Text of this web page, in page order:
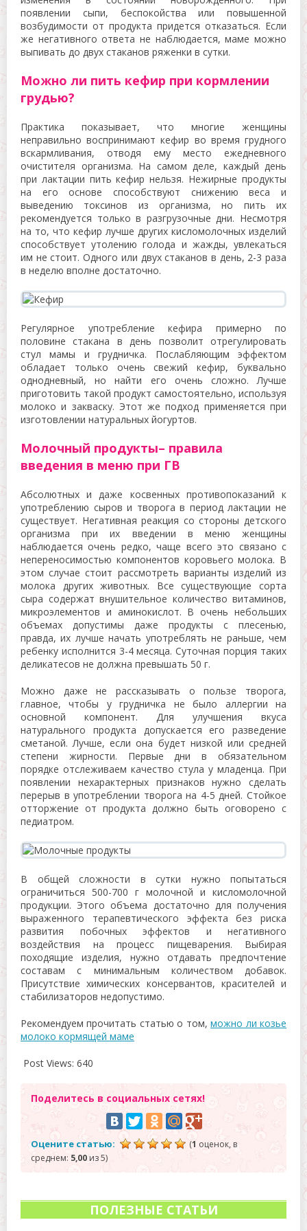
появлении сыпи, беспокойства или повышенной
возбудимости от продукта придется отказаться. Если
же негативного ответа не наблюдается, маме можно
выпивать до двух стаканов ряженки в сутки.
Можно ли пить кефир при кормлении
грудью?
Практика показывает, что многие женщины
неправильно воспринимают кефир во время грудного
вскармливания, отводя ему место ежедневного
очистителя организма. На самом деле, каждый день
при лактации пить кефир нельзя. Нежирные продукты
на его основе способствуют снижению веса и
выведению токсинов из организма, но пить их
рекомендуется только в разгрузочные дни. Несмотря
на то, что кефир лучше других кисломолочных изделий
способствует утолению голода и жажды, увлекаться
им не стоит. Одного или двух стаканов в день, 2-3 раза
в неделю вполне достаточно.
Регулярное употребление кефира примерно по
половине стакана в день позволит отрегулировать
стул мамы и грудничка. Послабляющим эффектом
обладает только очень свежий кефир, буквально
однодневный, но найти его очень сложно. Лучше
приготовить такой продукт самостоятельно, используя
молоко и закваску. Этот же подход применяется при
изготовлении натуральных йогуртов.
Молочный продукты– правила
введения в меню при ГВ
Абсолютных и даже косвенных противопоказаний к
употреблению сыров и творога в период лактации не
существует. Негативная реакция со стороны детского
организма при их введении в меню женщины
наблюдается очень редко, чаще всего это связано с
непереносимостью компонентов коровьего молока. В
этом случае стоит рассмотреть варианты изделий из
молока других животных. Все существующие сорта
сыра содержат внушительное количество витаминов,
микроэлементов и аминокислот. В очень небольших
объемах допустимы даже продукты с плесенью,
правда, их лучше начать употреблять не раньше, чем
ребенку исполнится 3-4 месяца. Суточная порция таких
деликатесов не должна превышать 50 г.
Можно даже не рассказывать о пользе творога,
главное, чтобы у грудничка не было аллергии на
основной компонент. Для улучшения вкуса
натурального продукта допускается его разведение
сметаной. Лучше, если она будет низкой или средней
степени жирности. Первые дни в обязательном
порядке отслеживаем качество стула у младенца. При
появлении нехарактерных признаков нужно сделать
перерыв в употреблении творога на 4-5 дней. Стойкое
отторжение от продукта должно быть оговорено с
педиатром.
В общей сложности в сутки нужно попытаться
ограничиться 500-700 г молочной и кисломолочной
продукции. Этого объема достаточно для получения
выраженного терапевтического эффекта без риска
развития побочных эффектов и негативного
воздействия на процесс пищеварения. Выбирая
походящие изделия, нужно отдавать предпочтение
составам с минимальным количеством добавок.
Присутствие химических консервантов, красителей и
стабилизаторов недопустимо.
Рекомендуем прочитать статью о том,можно ли козье
молоко кормящей маме
Post Views: 640
Поделитесь в социальных сетях!
Оцените статью: (1 оценок, в
среднем: 5,00из 5)
ПОЛЕЗНЫЕ СТАТЬИ